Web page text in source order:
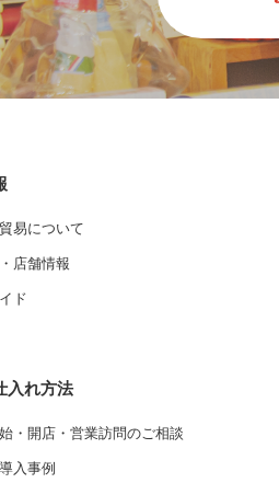
易について
店舗情報
ド
入れ方法
・開店・営業訪問のご相談
入事例